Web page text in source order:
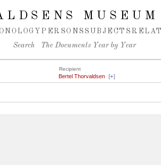
PERSONS SUBJECTS
Search The Documents Year by Year
Recipient
Bertel Thorvaldsen [+]